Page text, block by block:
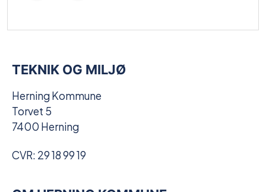
TEKNIK OG MILJØ
Herning Kommune
Torvet 5
7400 Herning
CVR: 29 18 99 19